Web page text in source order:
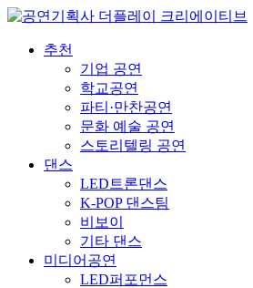
추천
기업 공연
학교공연
파티·만찬공연
문화 예술 공연
스토리텔링 공연
댄스
LED트론댄스
K-POP 댄스팀
비보이
기타 댄스
미디어공연
LED퍼포먼스